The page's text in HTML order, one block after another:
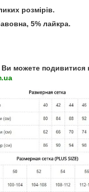
розмірів.
5% лайкра.
Ви можете подивитися